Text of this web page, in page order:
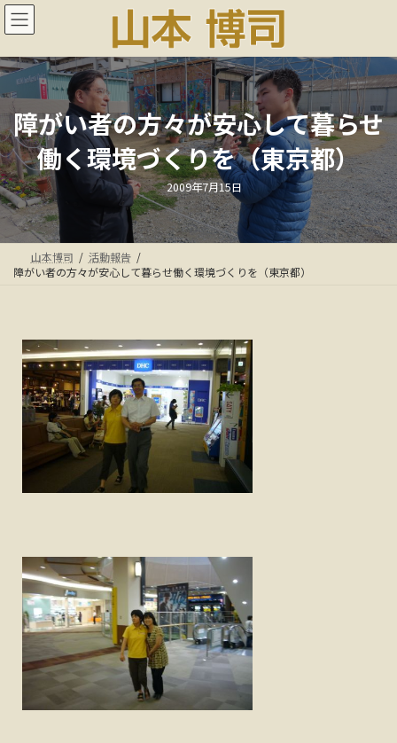
コ
ン
ン
ツ
へ
ス
キ
ッ
プ
ナ
ビ
ー
シ
ョ
ン
に
移
動
障がい者の方々が安心して暮らせ
働く環境づくりを（東京都）
最
終
更
新
日
時
2009年7月15日
山本博司
活動報告
障がい者の方々が安心して暮らせ働く環境づくりを（東京都）